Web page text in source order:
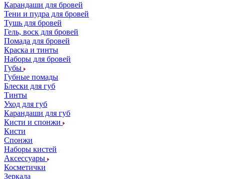
Карандаши для бровей
Тени и пудра для бровей
Тушь для бровей
Гель, воск для бровей
Помада для бровей
Краска и тинты
Наборы для бровей
Губы
Губные помады
Блески для губ
Тинты
Уход для губ
Карандаши для губ
Кисти и спонжи
Кисти
Спонжи
Наборы кистей
Аксессуары
Косметички
Зеркала